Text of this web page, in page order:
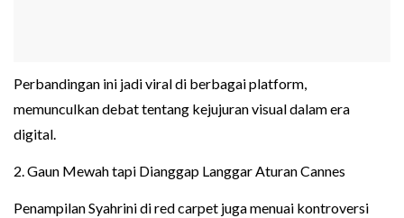
Perbandingan ini jadi viral di berbagai platform,
memunculkan debat tentang kejujuran visual dalam era
digital.
2. Gaun Mewah tapi Dianggap Langgar Aturan Cannes
Penampilan Syahrini di red carpet juga menuai kontroversi